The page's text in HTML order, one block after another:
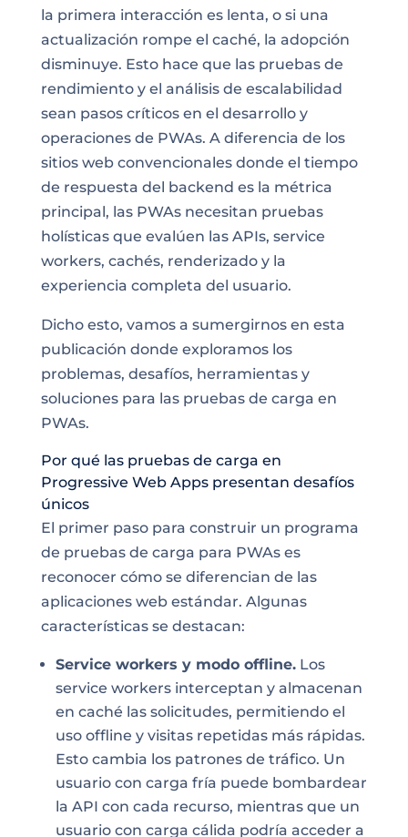
la primera interacción es lenta, o si una
actualización rompe el caché, la adopción
disminuye. Esto hace que las pruebas de
rendimiento y el análisis de escalabilidad
sean pasos críticos en el desarrollo y
operaciones de PWAs. A diferencia de los
sitios web convencionales donde el tiempo
de respuesta del backend es la métrica
principal, las PWAs necesitan pruebas
holísticas que evalúen las APIs, service
workers, cachés, renderizado y la
experiencia completa del usuario.
Dicho esto, vamos a sumergirnos en esta
publicación donde exploramos los
problemas, desafíos, herramientas y
soluciones para las pruebas de carga en
PWAs.
Por qué las pruebas de carga en
Progressive Web Apps presentan desafíos
únicos
El primer paso para construir un programa
de pruebas de carga para PWAs es
reconocer cómo se diferencian de las
aplicaciones web estándar. Algunas
características se destacan:
Service workers y modo offline.Los
service workers interceptan y almacenan
en caché las solicitudes, permitiendo el
uso offline y visitas repetidas más rápidas.
Esto cambia los patrones de tráfico. Un
usuario con carga fría puede bombardear
la API con cada recurso, mientras que un
usuario con carga cálida podría acceder a